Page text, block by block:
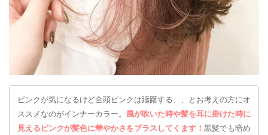
ピンクが気になるけど全頭ピンクは躊躇する、、とお考えの方にオ
ススメなのがインナーカラー。
風が吹いた時や髪を耳に掛けた時に
見えるピンクが髪色に華やかさをプラスしてくます！ 黒髪でも暗め